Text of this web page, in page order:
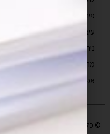
פיתוח מובייל
עיצוב חווית משתמש
ניהול פרויקטים תוכנה
מה זה UX?
אפיון אפליקציות
© כל הזכויות שמורות לבעלי האתר |